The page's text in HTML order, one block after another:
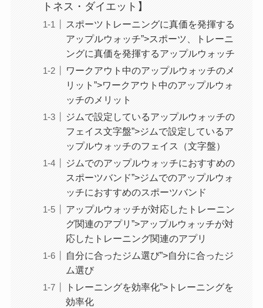
トネス・ダイエット】
スポーツトレーニングに真価を発揮する
アップルウォッチ”>スポーツ、トレーニ
ングに真価を発揮するアップルウォッチ
ワークアウト中のアップルウォッチのメ
リット”>ワークアウト中のアップルウォ
ッチのメリット
ジムで設定しているアップルウォッチの
フェイス文字盤”>ジムで設定しているア
ップルウォッチのフェイス（文字盤）
ジムでのアップルウォッチにおすすめの
スポーツバンド”>ジムでのアップルウォ
ッチにおすすめのスポーツバンド
アップルウォッチが対応したトレーニン
グ関連のアプリ”>アップルウォッチが対
応したトレーニング関連のアプリ
自分に合ったジム選び”>自分に合ったジ
ム選び
トレーニングを効率化”>トレーニングを
効率化